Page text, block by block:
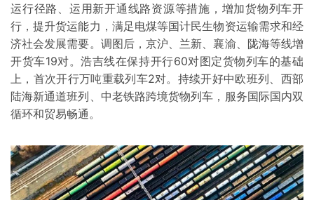
运行径路、运用新开通线路资源等措施，增加货物列车开
行，提升货运能力，满足电煤等国计民生物资运输需求和经
济社会发展需要。调图后，京沪、兰新、襄渝、陇海等线增
开货车19对。浩吉线在保持开行60对图定货物列车的基础
上，首次开行万吨重载列车2对。持续开好中欧班列、西部
陆海新通道班列、中老铁路跨境货物列车，服务国际国内双
循环和贸易畅通。